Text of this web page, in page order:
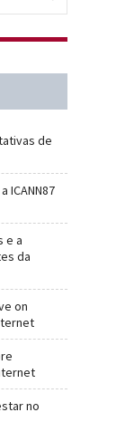
de
ICANN87
e a
da
on
no